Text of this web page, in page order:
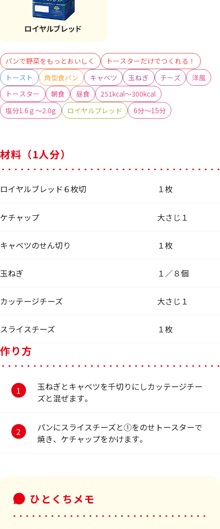
パンで野菜をもっとおいしく
トースターだけでつくれる！
トースト
角型食パン キャベツ 玉ねぎ チーズ
洋風
トースター
朝食 昼食
251kcal～300kcal
塩分1.6ｇ～2.0g
ロイヤルブレッド 6分～15分
材料（1人分）
ロイヤルブレッド６枚切 １枚
ケチャップ 大さじ１
キャベツのせん切り １枚
玉ねぎ １／８個
カッテージチーズ 大さじ１
スライスチーズ １枚
作り方
玉ねぎとキャベツを千切りにしカッテージチー
ズと混ぜます。
パンにスライスチーズと①をのせトースターで
焼き、ケチャップをかけます。
ひとくちメモ